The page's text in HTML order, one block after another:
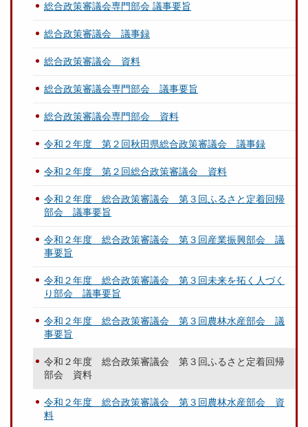
総合政策審議会専門部会 議事要旨
総合政策審議会 議事録
総合政策審議会 資料
総合政策審議会専門部会 議事要旨
総合政策審議会専門部会 資料
令和２年度 第２回秋田県総合政策審議会 議事録
令和２年度 第２回総合政策審議会 資料
令和２年度 総合政策審議会 第３回ふるさと定着回帰
部会 議事要旨
令和２年度 総合政策審議会 第３回産業振興部会 議
事要旨
令和２年度 総合政策審議会 第３回未来を拓く人づく
り部会 議事要旨
令和２年度 総合政策審議会 第３回農林水産部会 議
事要旨
令和２年度 総合政策審議会 第３回ふるさと定着回帰
部会 資料
令和２年度 総合政策審議会 第３回農林水産部会 資
料